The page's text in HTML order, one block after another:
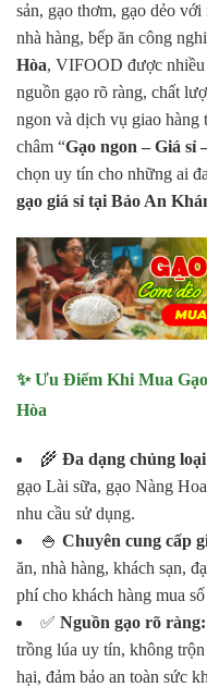
sản, gạo thơm, gạo dẻo
nhà hàng, bếp ăn công
Hòa, VIFOOD được
nguồn gạo rõ ràng, chất
ngon và dịch vụ giao
châm “Gạo ngon – Giá sỉ
chọn uy tín cho những ai
gạo giá sỉ tại Bảo An
✨ Ưu Điểm Khi Mua
Hòa
🌾 Đa dạng chủng
gạo Lài sữa, gạo Nàng
nhu cầu sử dụng.
🍚 Chuyên cung cấp
ăn, nhà hàng, khách sạn,
phí cho khách hàng mua
✅ Nguồn gạo rõ ràng:
trồng lúa uy tín, không
hại, đảm bảo an toàn sức